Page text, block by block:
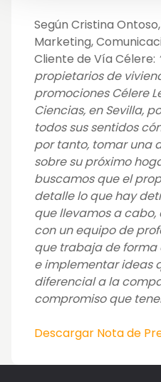
Según Cristina
Marketing,
Cliente de Vía Célere:
propietarios de
promociones Célere
Ciencias, en Sevilla,
todos sus sentidos
por tanto, tomar una
sobre su próximo
buscamos que el
detalle lo que hay
que llevamos a
con un equipo de
que trabaja de
e implementar ideas
diferencial a la
compromiso que
Descargar Nota de